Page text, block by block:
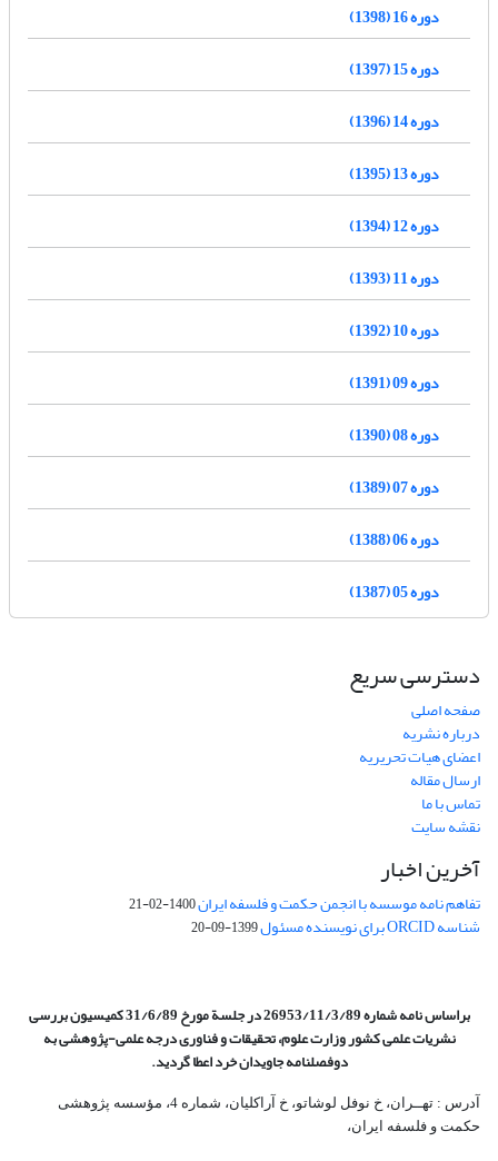
دوره 16 (1398)
دوره 15 (1397)
دوره 14 (1396)
دوره 13 (1395)
دوره 12 (1394)
دوره 11 (1393)
دوره 10 (1392)
دوره 09 (1391)
دوره 08 (1390)
دوره 07 (1389)
دوره 06 (1388)
دوره 05 (1387)
دسترسی سریع
صفحه اصلی
درباره نشریه
اعضای هیات تحریریه
ارسال مقاله
تماس با ما
نقشه سایت
آخرین اخبار
تفاهم نامه موسسه با انجمن حکمت و فلسفه ایران1400-02-21
شناسه ORCID برای نویسنده مسئول 1399-09-20
براساس نامه شماره 26953/11/3/89 در جلسة مورخ 31/6/89 کمیسیون
بررسی
نشریات علمی کشور وزارت علوم، تحقیقات و فناوری درجه علمی‌-پژوهشیبه
دوفصلنامه جاویدان خرد اعطا گردید.
آدرس : تهــران، خ نوفل لوشاتو، خ آراکلیان، شماره 4،‌ مؤسسه پژوهشی
حکمت و فلسفه ایران،‌